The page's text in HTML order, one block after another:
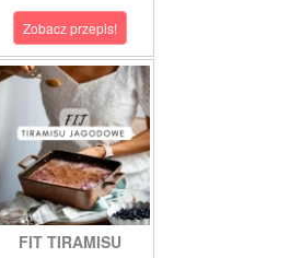
Zobacz przepis!
FIT TIRAMISU